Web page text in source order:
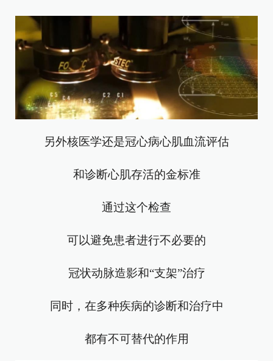
另外核医学还是冠心病心肌血流评估
和诊断心肌存活的金标准
通过这个检查
可以避免患者进行不必要的
冠状动脉造影和“支架”治疗
同时， 在多种疾病的诊断和治疗中
都有不可替代的作用